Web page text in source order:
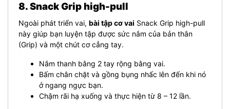
8. Snack Grip high-pull
Ngoài phát triển vai, bài tập cơ vai Snack Grip high-pull
này giúp bạn luyện tập được sức nắm của bản thân
(Grip) và một chút cơ cẳng tay.
Nắm thanh bằng 2 tay rộng bằng vai.
Bấm chân chặt và gồng bụng nhấc lên đến khi nó
ở ngang ngực bạn.
Chậm rãi hạ xuống và thực hiện từ 8 – 12 lần.